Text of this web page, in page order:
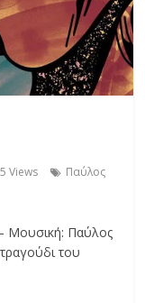
Views
Παύλος
Μουσική: Παύλος
του